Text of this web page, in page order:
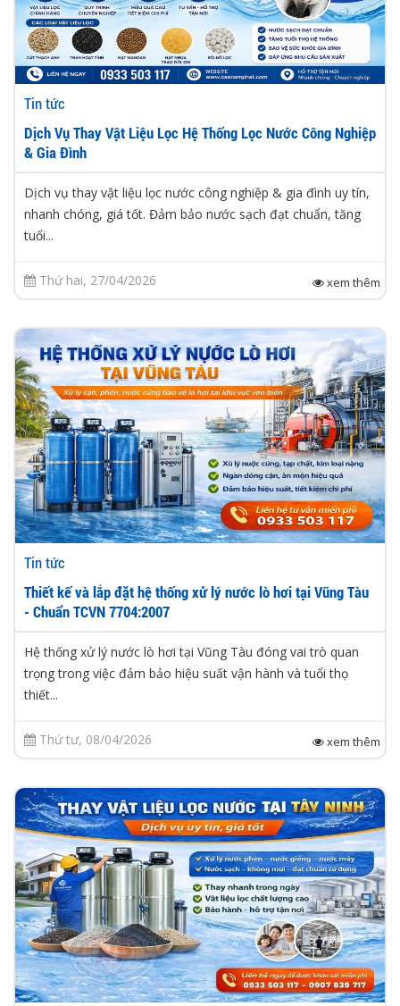
Tin tức
Dịch Vụ Thay Vật Liệu Lọc Hệ Thống Lọc Nước Công Nghiệp
& Gia Đình
Dịch vụ thay vật liệu lọc nước công nghiệp & gia đình uy tín,
nhanh chóng, giá tốt. Đảm bảo nước sạch đạt chuẩn, tăng
tuổi...
Thứ hai, 27/04/2026 xem thêm
Tin tức
Thiết kế và lắp đặt hệ thống xử lý nước lò hơi tại Vũng Tàu
- Chuẩn TCVN 7704:2007
Hệ thống xử lý nước lò hơi tại Vũng Tàu đóng vai trò quan
trọng trong việc đảm bảo hiệu suất vận hành và tuổi thọ
thiết...
Thứ tư, 08/04/2026 xem thêm